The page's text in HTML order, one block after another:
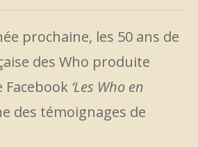
prochaine, les 50 ans de
des Who produite
Facebook ‘Les Who en
des témoignages de